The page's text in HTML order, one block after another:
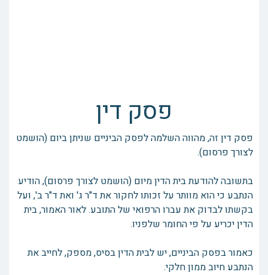
פסק דין
פסק דין זה, מהווה השלמה לפסק הביניים שניתן ביום (הושמט
לצורך פרסום).
בתשובה להודעת בית הדין מיום (הושמט לצורך פרסום), הודיע
הנתבע כי הוא מוותר על זכותו לחקור את ד"ר ג' ואת ד"ר ב', ועל
בקשתו לבדוק את עברו הרפואי של התובע. לאור האמור, בית
הדין יכריע על פי החומר שלפניו.
כאמור בפסק הביניים, יש לבית הדין בסיס, מספק, לחייב את
הנתבע חיוב ממון חלקי.